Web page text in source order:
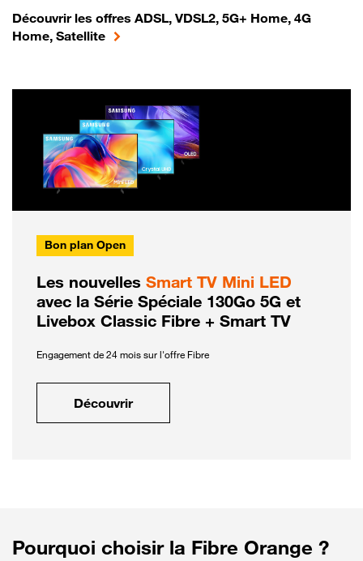
Découvrir les offres ADSL, VDSL2, 5G+ Home, 4G
Home, Satellite
Bon plan Open
Les nouvelles Smart TV Mini LED
avec la Série Spéciale 130Go 5G et
Livebox Classic Fibre + Smart TV
Engagement de 24 mois sur l'offre Fibre
Découvrir
Pourquoi choisir la Fibre Orange ?